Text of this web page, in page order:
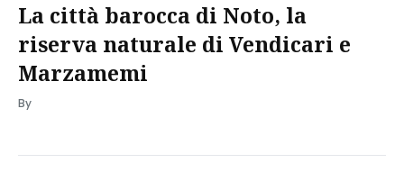
La città barocca di Noto, la
riserva naturale di Vendicari e
Marzamemi
By